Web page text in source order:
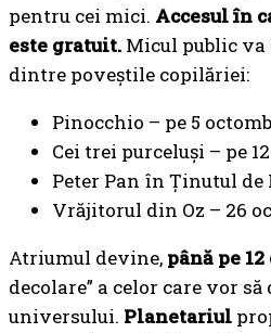
pentru cei mici. Accesul în
este gratuit. Micul public va
dintre poveștile copilăriei:
Pinocchio – pe 5
Cei trei purceluși – pe
Peter Pan în Ținutul de
Vrăjitorul din Oz – 26
Atriumul devine, până pe
decolare” a celor care vor să
universului. Planetariul